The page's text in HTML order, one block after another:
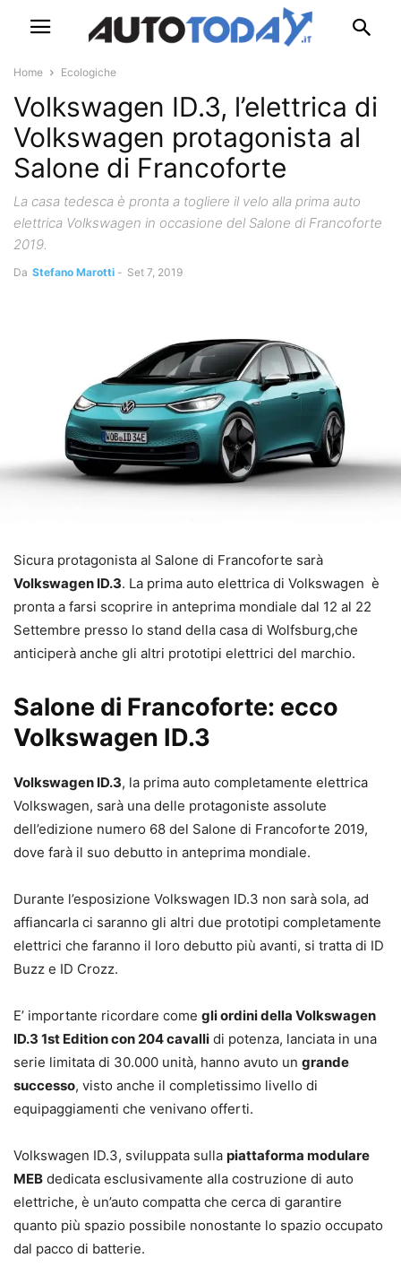
Home Ecologiche
Volkswagen ID.3, l’elettrica di
Volkswagen protagonista al
Salone di Francoforte
La casa tedesca è pronta a togliere il velo alla prima auto
elettrica Volkswagen in occasione del Salone di Francoforte
2019.
Da Stefano Marotti - Set 7, 2019
Sicura protagonista al Salone di Francoforte sarà
Volkswagen ID.3. La prima auto elettrica di Volkswagen è
pronta a farsi scoprire in anteprima mondiale dal 12 al 22
Settembre presso lo stand della casa di Wolfsburg,che
anticiperà anche gli altri prototipi elettrici del marchio.
Salone di Francoforte: ecco
Volkswagen ID.3
Volkswagen ID.3, la prima auto completamente elettrica
Volkswagen, sarà una delle protagoniste assolute
dell’edizione numero 68 del Salone di Francoforte 2019,
dove farà il suo debutto in anteprima mondiale.
Durante l’esposizione Volkswagen ID.3 non sarà sola, ad
affiancarla ci saranno gli altri due prototipi completamente
elettrici che faranno il loro debutto più avanti, si tratta di ID
Buzz e ID Crozz.
E’ importante ricordare come gli ordini della Volkswagen
ID.3 1st Edition con 204 cavalli di potenza, lanciata in una
serie limitata di 30.000 unità, hanno avuto un grande
successo, visto anche il completissimo livello di
equipaggiamenti che venivano offerti.
Volkswagen ID.3, sviluppata sulla piattaforma modulare
MEB dedicata esclusivamente alla costruzione di auto
elettriche, è un’auto compatta che cerca di garantire
quanto più spazio possibile nonostante lo spazio occupato
dal pacco di batterie.